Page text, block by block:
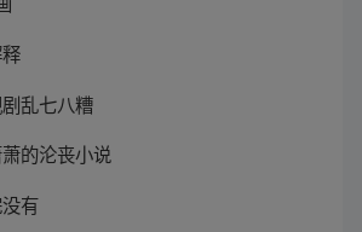
乱七八糟
的沦丧小说
有